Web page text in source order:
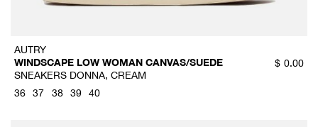
AUTRY
WINDSCAPE LOW WOMAN CANVAS/SUEDE
SNEAKERS DONNA, CREAM
$ 0.00
36 37 38 39 40